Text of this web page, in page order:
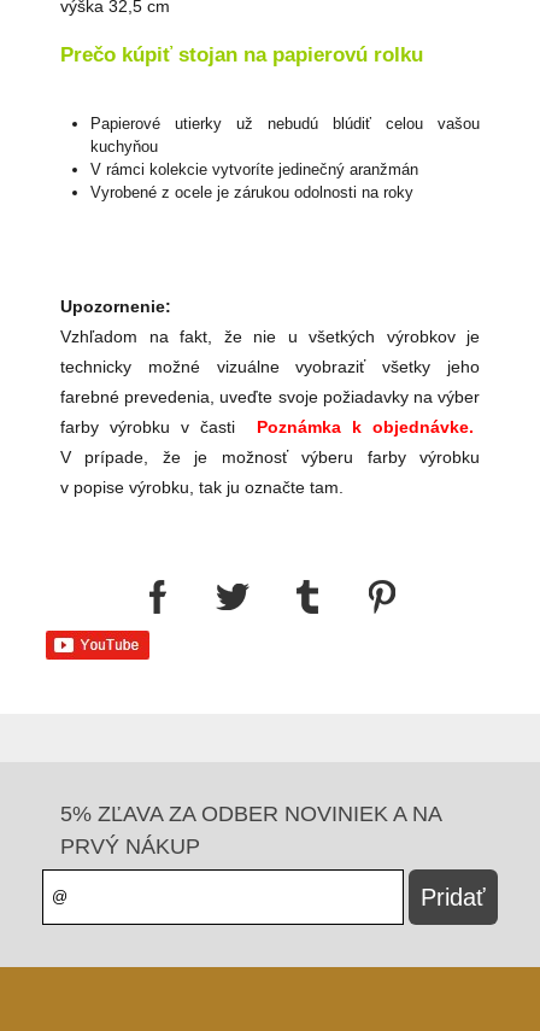
výška 32,5 cm
Prečo kúpiť stojan na papierovú rolku
Papierové utierky už nebudú blúdiť celou vašou
kuchyňou
V rámci kolekcie vytvoríte jedinečný aranžmán
Vyrobené z ocele je zárukou odolnosti na roky
Upozornenie:
Vzhľadom na fakt, že nie u všetkých výrobkov je
technicky možné vizuálne vyobraziť všetky jeho
farebné prevedenia, uveďte svoje požiadavky na výber
farby výrobku v časti Poznámka k objednávke.
V prípade, že je možnosť výberu farby výrobku
v popise výrobku, tak ju označte tam.
5% ZĽAVA ZA ODBER NOVINIEK A NA
PRVÝ NÁKUP